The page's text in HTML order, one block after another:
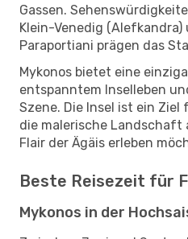
Gassen.
Klein-Venedig (Alefkandra)
Paraportiani prägen das
Mykonos bietet eine
entspanntem Inselleben
Szene. Die Insel ist ein Ziel
die malerische Landschaft
Flair der Ägäis erleben
Beste Reisezeit für
Mykonos in der